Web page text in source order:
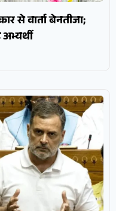
से वार्ता बेनतीजा;